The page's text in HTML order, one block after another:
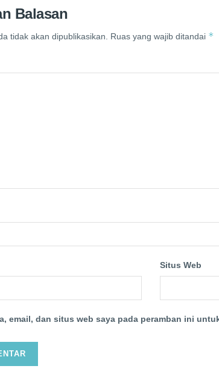
Balasan
tidak akan dipublikasikan. Ruas yang wajib ditandai *
Situs Web
email, dan situs web saya pada peramban ini